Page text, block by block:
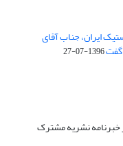
ایران، جناب آقای
گفت1396-07-27
خبرنامه نشریه مشترک